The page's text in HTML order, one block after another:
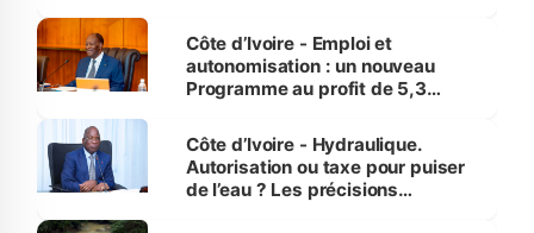
et Yamoussoukro
Côte d’Ivoire - Emploi et
autonomisation : un nouveau
Programme au profit de 5,3
Côte d’Ivoire - Hydraulique.
Autorisation ou taxe pour puiser
de l’eau ? Les précisions